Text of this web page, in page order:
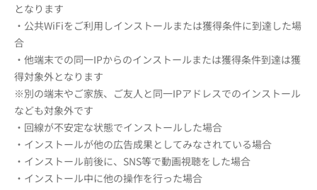
となります
・公共WiFiをご利用しインストールまたは獲得条件に到達した場
合
・他端末での同一IPからのインストールまたは獲得条件到達は獲
得対象外となります
※別の端末やご家族、ご友人と同一IPアドレスでのインストール
なども対象外です
・回線が不安定な状態でインストールした場合
・インストールが他の広告成果としてみなされている場合
・インストール前後に、SNS等で動画視聴をした場合
・インストール中に他の操作を行った場合